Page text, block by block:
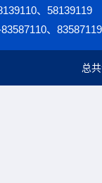
、58139119
、83587119
总